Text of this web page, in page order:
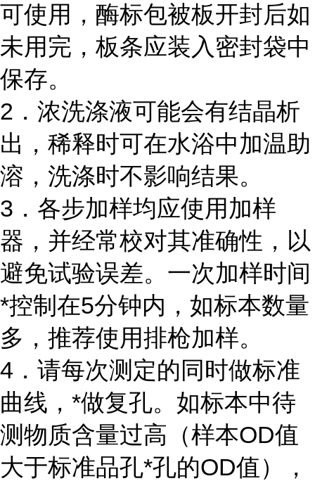
可使用，酶标包被板开封后如
未用完，板条应装入密封袋中
保存。
2．浓洗涤液可能会有结晶析
出，稀释时可在水浴中加温助
溶，洗涤时不影响结果。
3．各步加样均应使用加样
器，并经常校对其准确性，以
避免试验误差。一次加样时间
*控制在5分钟内，如标本数量
多，推荐使用排枪加样。
4．请每次测定的同时做标准
曲线，*做复孔。如标本中待
测物质含量过高（样本OD值
大于标准品孔*孔的OD值），